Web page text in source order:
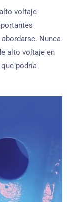
voltaje
Nunca
alto voltaje en
podría